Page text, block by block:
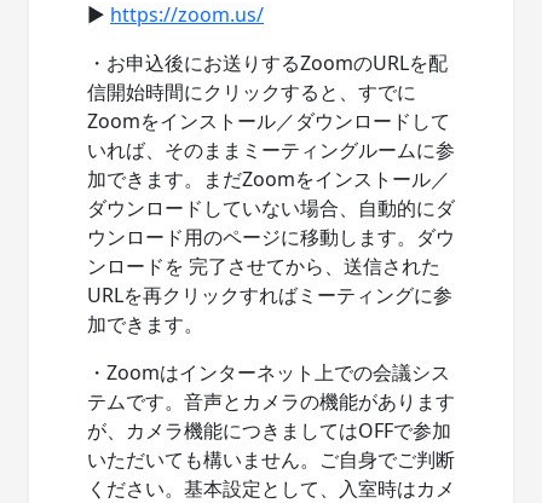
▶ https://zoom.us/
・お申込後にお送りするZoomのURLを配
信開始時間にクリックすると、すでに
Zoomをインストール／ダウンロードして
いれば、そのままミーティングルームに参
加できます。まだZoomをインストール／
ダウンロードしていない場合、自動的にダ
ウンロード用のページに移動します。ダウ
ンロードを 完了させてから、送信された
URLを再クリックすればミーティングに参
加できます。
・Zoomはインターネット上での会議シス
テムです。音声とカメラの機能があります
が、カメラ機能につきましてはOFFで参加
いただいても構いません。ご自身でご判断
ください。基本設定として、入室時はカメ